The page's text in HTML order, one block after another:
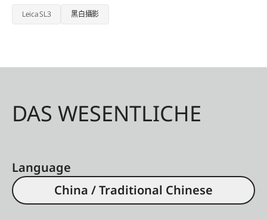
Leica SL3 黑白攝影
DAS WESENTLICHE
Language
China / Traditional Chinese